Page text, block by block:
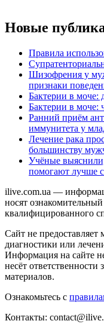
Новые
Правила
Шизофрения у
признаки
Бактерии в моче:
Бактерии в моче:
Ранний приём
иммунитета у
Лечение рака
большинству
Учёные
помогают лучше
ilive.com.ua —
носят
квалифицированного
Сайт не предоставляет
диагностики или
Информация на сайте
несёт ответственности
материалов.
Ознакомьтесь с
Контакты: